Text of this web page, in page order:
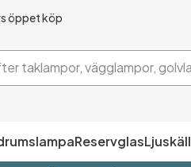
öppet köp
Reservglas